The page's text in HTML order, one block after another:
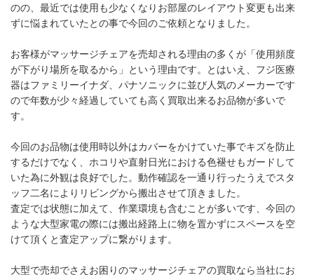
のの、最近では使用も少なくなりお部屋のレイアウト変更も出来
ずに悩まれていたとの事で今回のご依頼となりました。
お客様がマッサージチェアを売却される理由の多くが「使用頻度
が下がり場所を取るから」という理由です。とはいえ、フジ医療
器はファミリーイナダ、パナソニックに並び人気のメーカーです
ので年数が少々経過していても高く買取出来るお品物が多いで
す。
今回のお品物は使用時以外はカバーをかけていた事でキズを防止
するだけでなく、ホコリや直射日光における色褪せもガードして
いた為に外観は良好でした。動作確認を一通り行ったうえでスタ
ッフ二名によりリビングから搬出させて頂きました。
査定では状態に加えて、作業環境も含むことが多いです、今回の
ような大型家電の際には搬出経路上に物を置かずにスペースを空
けて頂くと査定アップに繋がります。
大型で売却でさえお困りのマッサージチェアの買取なら当社にお